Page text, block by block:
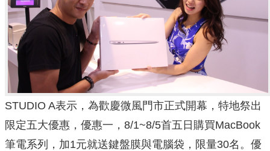
STUDIO A表示，為歡慶微風門市正式開幕，特地祭出
限定五大優惠，優惠一，8/1~8/5首五日購買MacBook
筆電系列，加1元就送鍵盤膜與電腦袋，限量30名。優